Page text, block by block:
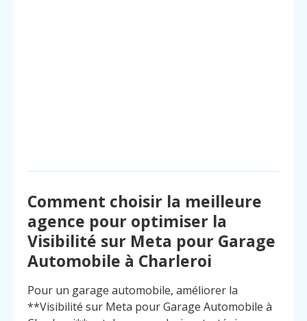
Comment choisir la meilleure
agence pour optimiser la
Visibilité sur Meta pour Garage
Automobile à Charleroi
Pour un garage automobile, améliorer la
**Visibilité sur Meta pour Garage Automobile à